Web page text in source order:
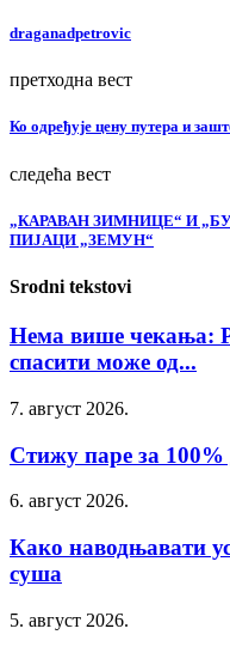
draganadpetrovic
претходна вест
Ко одређује цену путера и
следећа вест
„КАРАВАН ЗИМНИЦЕ“ И
ПИЈАЦИ „ЗЕМУН“
Srodni tekstovi
Нема више чекања:
спасити може од...
7. август 2026.
Стижу паре за 100%
6. август 2026.
Како наводњавати
суша
5. август 2026.